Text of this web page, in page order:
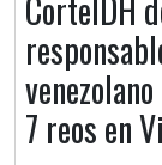
CorteIDH
7 reos en